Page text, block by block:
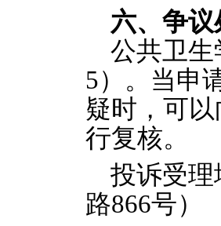
六、争
公共卫生
5） 。当申
疑时，可
行复核。
投诉受
路866号）